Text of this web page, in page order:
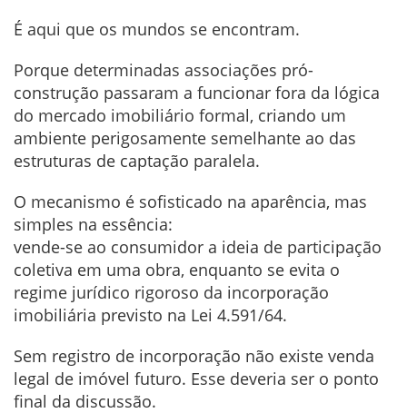
É aqui que os mundos se encontram.
Porque determinadas associações pró-
construção passaram a funcionar fora da lógica
do mercado imobiliário formal, criando um
ambiente perigosamente semelhante ao das
estruturas de captação paralela.
O mecanismo é sofisticado na aparência, mas
simples na essência:
vende-se ao consumidor a ideia de participação
coletiva em uma obra, enquanto se evita o
regime jurídico rigoroso da incorporação
imobiliária previsto na Lei 4.591/64.
Sem registro de incorporação não existe venda
legal de imóvel futuro. Esse deveria ser o ponto
final da discussão.